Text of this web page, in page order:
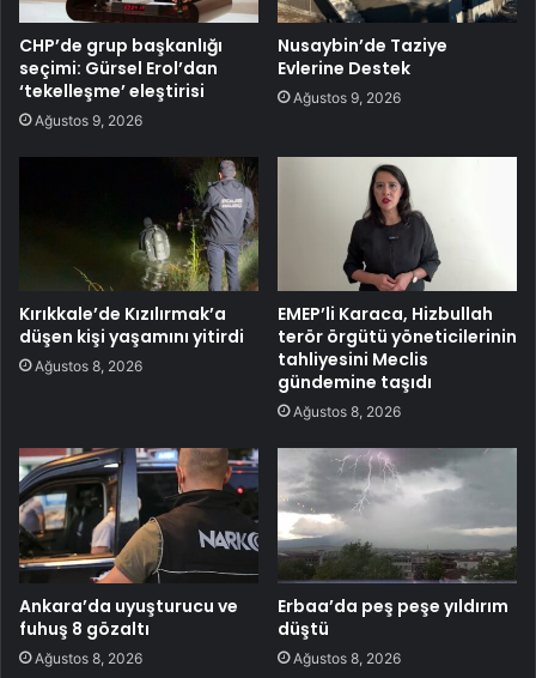
CHP’de grup başkanlığı
seçimi: Gürsel Erol’dan
‘tekelleşme’ eleştirisi
Ağustos 9, 2026
Nusaybin’de Taziye
Evlerine Destek
Ağustos 9, 2026
Kırıkkale’de Kızılırmak’a
düşen kişi yaşamını yitirdi
Ağustos 8, 2026
EMEP’li Karaca, Hizbullah
terör örgütü yöneticilerinin
tahliyesini Meclis
gündemine taşıdı
Ağustos 8, 2026
Ankara’da uyuşturucu ve
fuhuş 8 gözaltı
Ağustos 8, 2026
Erbaa’da peş peşe yıldırım
düştü
Ağustos 8, 2026